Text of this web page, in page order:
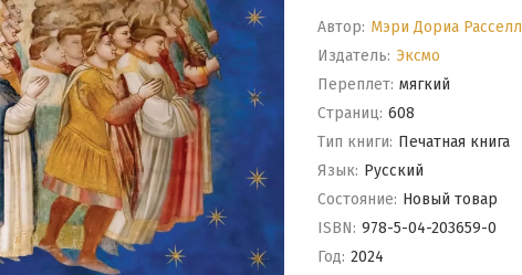
Автор: Мэри Дориа Расселл
Издатель: Эксмо
Переплет: мягкий
Cтраниц: 608
Тип книги: Печатная книга
Язык: Русский
Состояние: Новый товар
ISBN: 978-5-04-203659-0
Год: 2024